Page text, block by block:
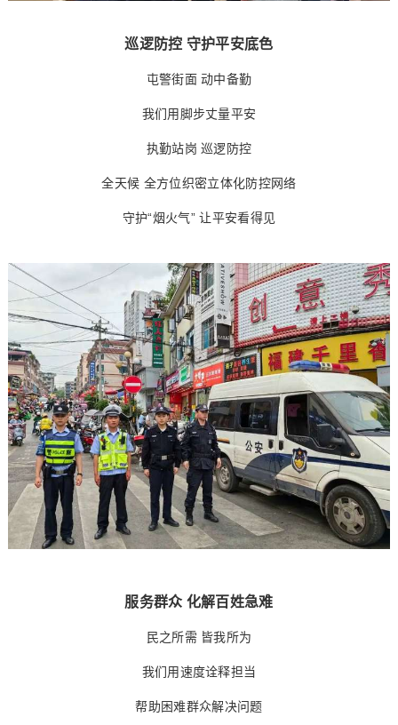
巡逻防控 守护平安底色
屯警街面 动中备勤
我们用脚步丈量平安
执勤站岗 巡逻防控
全天候 全方位织密立体化防控网络
守护“烟火气” 让平安看得见
服务群众 化解百姓急难
民之所需 皆我所为
我们用速度诠释担当
帮助困难群众解决问题